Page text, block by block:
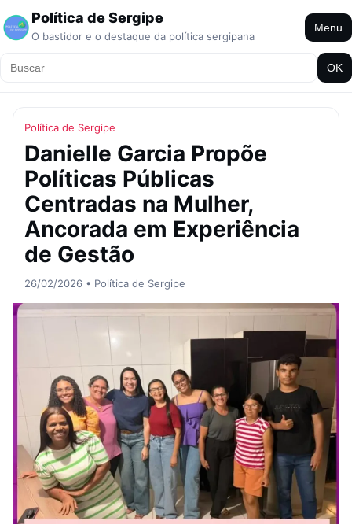
Política de Sergipe
O bastidor e o destaque da política sergipana
Menu
OK
Política de Sergipe
Danielle Garcia Propõe
Políticas Públicas
Centradas na Mulher,
Ancorada em Experiência
de Gestão
26/02/2026 • Política de Sergipe